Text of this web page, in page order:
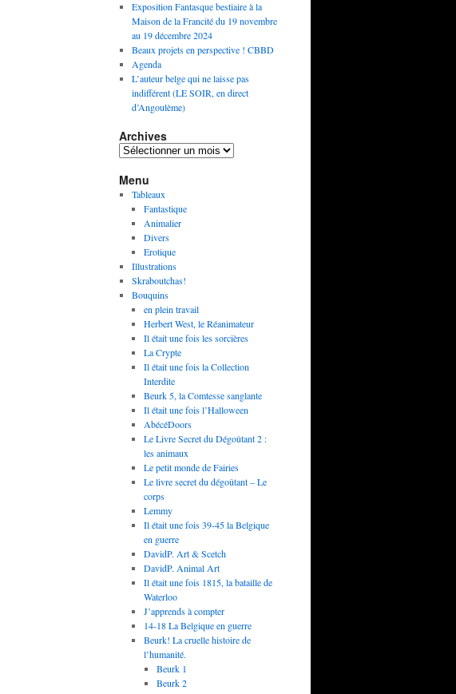
Exposition Fantasque bestiaire à la
Maison de la Francité du 19 novembre
au 19 décembre 2024
Beaux projets en perspective ! CBBD
Agenda
L’auteur belge qui ne laisse pas
indifférent (LE SOIR, en direct
d’Angoulème)
Archives
Menu
Tableaux
Fantastique
Animalier
Divers
Erotique
Illustrations
Skraboutchas!
Bouquins
en plein travail
Herbert West, le Réanimateur
Il était une fois les sorcières
La Crypte
Il était une fois la Collection
Interdite
Beurk 5, la Comtesse sanglante
Il était une fois l’Halloween
AbécéDoors
Le Livre Secret du Dégoûtant 2 :
les animaux
Le petit monde de Fairies
Le livre secret du dégoûtant – Le
corps
Lemmy
Il était une fois 39-45 la Belgique
en guerre
DavidP. Art & Scetch
DavidP. Animal Art
Il était une fois 1815, la bataille de
Waterloo
J’apprends à compter
14-18 La Belgique en guerre
Beurk! La cruelle histoire de
l’humanité.
Beurk 1
Beurk 2